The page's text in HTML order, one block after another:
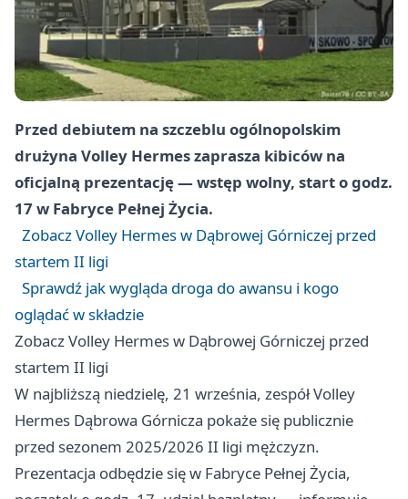
Przed debiutem na szczeblu ogólnopolskim
drużyna Volley Hermes zaprasza kibiców na
oficjalną prezentację — wstęp wolny, start o godz.
17 w Fabryce Pełnej Życia.
Zobacz Volley Hermes w Dąbrowej Górniczej przed
startem II ligi
Sprawdź jak wygląda droga do awansu i kogo
oglądać w składzie
Zobacz Volley Hermes w Dąbrowej Górniczej przed
startem II ligi
W najbliższą niedzielę, 21 września, zespół Volley
Hermes Dąbrowa Górnicza pokaże się publicznie
przed sezonem 2025/2026 II ligi mężczyzn.
Prezentacja odbędzie się w Fabryce Pełnej Życia,